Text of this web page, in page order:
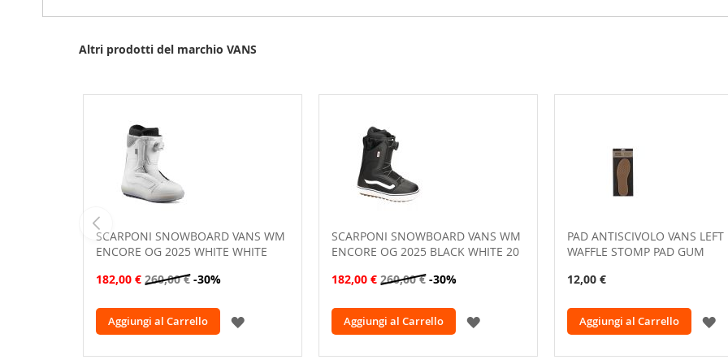
Altri prodotti del marchio VANS
SCARPONI SNOWBOARD VANS WM
ENCORE OG 2025 WHITE WHITE
182,00 € 260,00 € -30%
Aggiungi al Carrello
AGGIUNGI
SCARPONI SNOWBOARD VANS WM
ENCORE OG 2025 BLACK WHITE 20
182,00 € 260,00 € -30%
Aggiungi al Carrello
AGGIUNGI
PAD ANTISCIVOLO VANS LEFT
WAFFLE STOMP PAD GUM
12,00 €
Aggiungi al Carrello